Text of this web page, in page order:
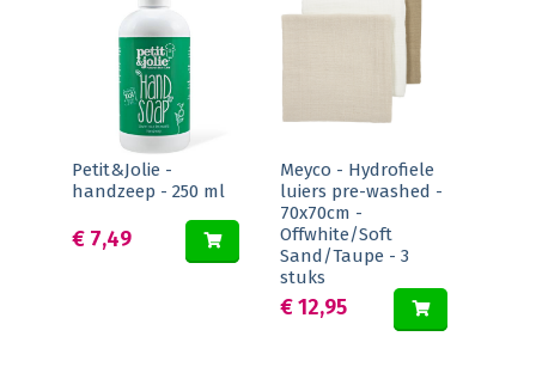
Petit&Jolie -
handzeep - 250 ml
€ 7,49
Meyco - Hydrofiele
luiers pre-washed -
70x70cm -
Offwhite/Soft
Sand/Taupe - 3
stuks
€ 12,95